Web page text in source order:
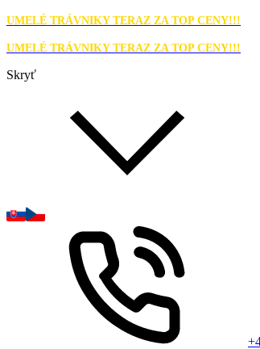
UMELÉ TRÁVNIKY TERAZ ZA TOP CENY!!!
UMELÉ TRÁVNIKY TERAZ ZA TOP CENY!!!
Skryť